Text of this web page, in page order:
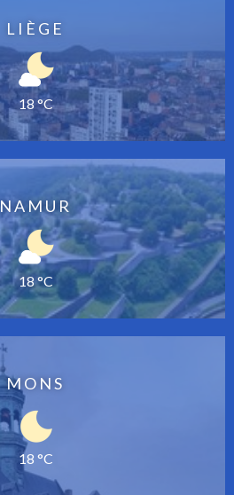
LIÈGE
18 °C
NAMUR
18 °C
MONS
18 °C